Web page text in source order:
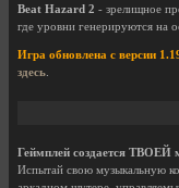
Beat Hazard 2 - зрелищное
где уровни генерируются на
Игра обновлена с версии
здесь.
Геймплей создается ТВОЕЙ
Испытай свою музыкальную